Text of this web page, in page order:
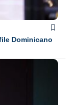
Dominicano